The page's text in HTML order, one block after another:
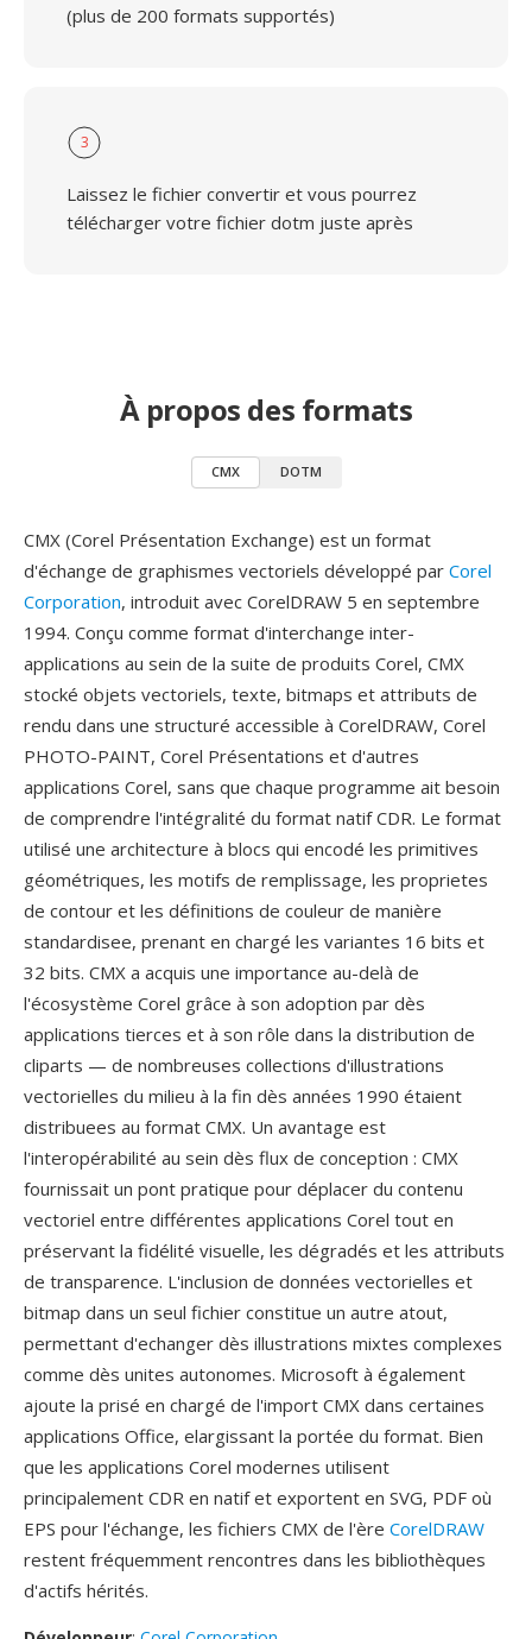
(plus de 200 formats supportés)
3
Laissez le fichier convertir et vous pourrez
télécharger votre fichier dotm juste après
À propos des formats
CMX DOTM
CMX (Corel Présentation Exchange) est un format
d'échange de graphismes vectoriels développé par Corel
Corporation, introduit avec CorelDRAW 5 en septembre
1994. Conçu comme format d'interchange inter-
applications au sein de la suite de produits Corel, CMX
stocké objets vectoriels, texte, bitmaps et attributs de
rendu dans une structuré accessible à CorelDRAW, Corel
PHOTO-PAINT, Corel Présentations et d'autres
applications Corel, sans que chaque programme ait besoin
de comprendre l'intégralité du format natif CDR. Le format
utilisé une architecture à blocs qui encodé les primitives
géométriques, les motifs de remplissage, les proprietes
de contour et les définitions de couleur de manière
standardisee, prenant en chargé les variantes 16 bits et
32 bits. CMX a acquis une importance au-delà de
l'écosystème Corel grâce à son adoption par dès
applications tierces et à son rôle dans la distribution de
cliparts — de nombreuses collections d'illustrations
vectorielles du milieu à la fin dès années 1990 étaient
distribuees au format CMX. Un avantage est
l'interopérabilité au sein dès flux de conception : CMX
fournissait un pont pratique pour déplacer du contenu
vectoriel entre différentes applications Corel tout en
préservant la fidélité visuelle, les dégradés et les attributs
de transparence. L'inclusion de données vectorielles et
bitmap dans un seul fichier constitue un autre atout,
permettant d'echanger dès illustrations mixtes complexes
comme dès unites autonomes. Microsoft à également
ajoute la prisé en chargé de l'import CMX dans certaines
applications Office, elargissant la portée du format. Bien
que les applications Corel modernes utilisent
principalement CDR en natif et exportent en SVG, PDF où
EPS pour l'échange, les fichiers CMX de l'ère CorelDRAW
restent fréquemment rencontres dans les bibliothèques
d'actifs hérités.